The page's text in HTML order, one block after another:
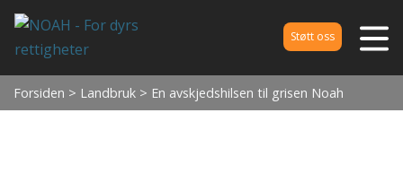
Støtt oss
Forsiden > Landbruk > En avskjedshilsen til grisen Noah